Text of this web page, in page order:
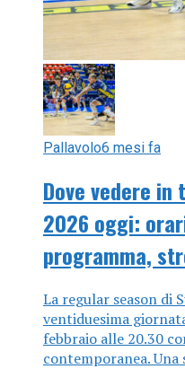
Pallavolo6 mesi fa
Dove vedere
2026 oggi:
programma,
La regular season di
ventiduesima
febbraio alle 20.30
contemporanea. Una